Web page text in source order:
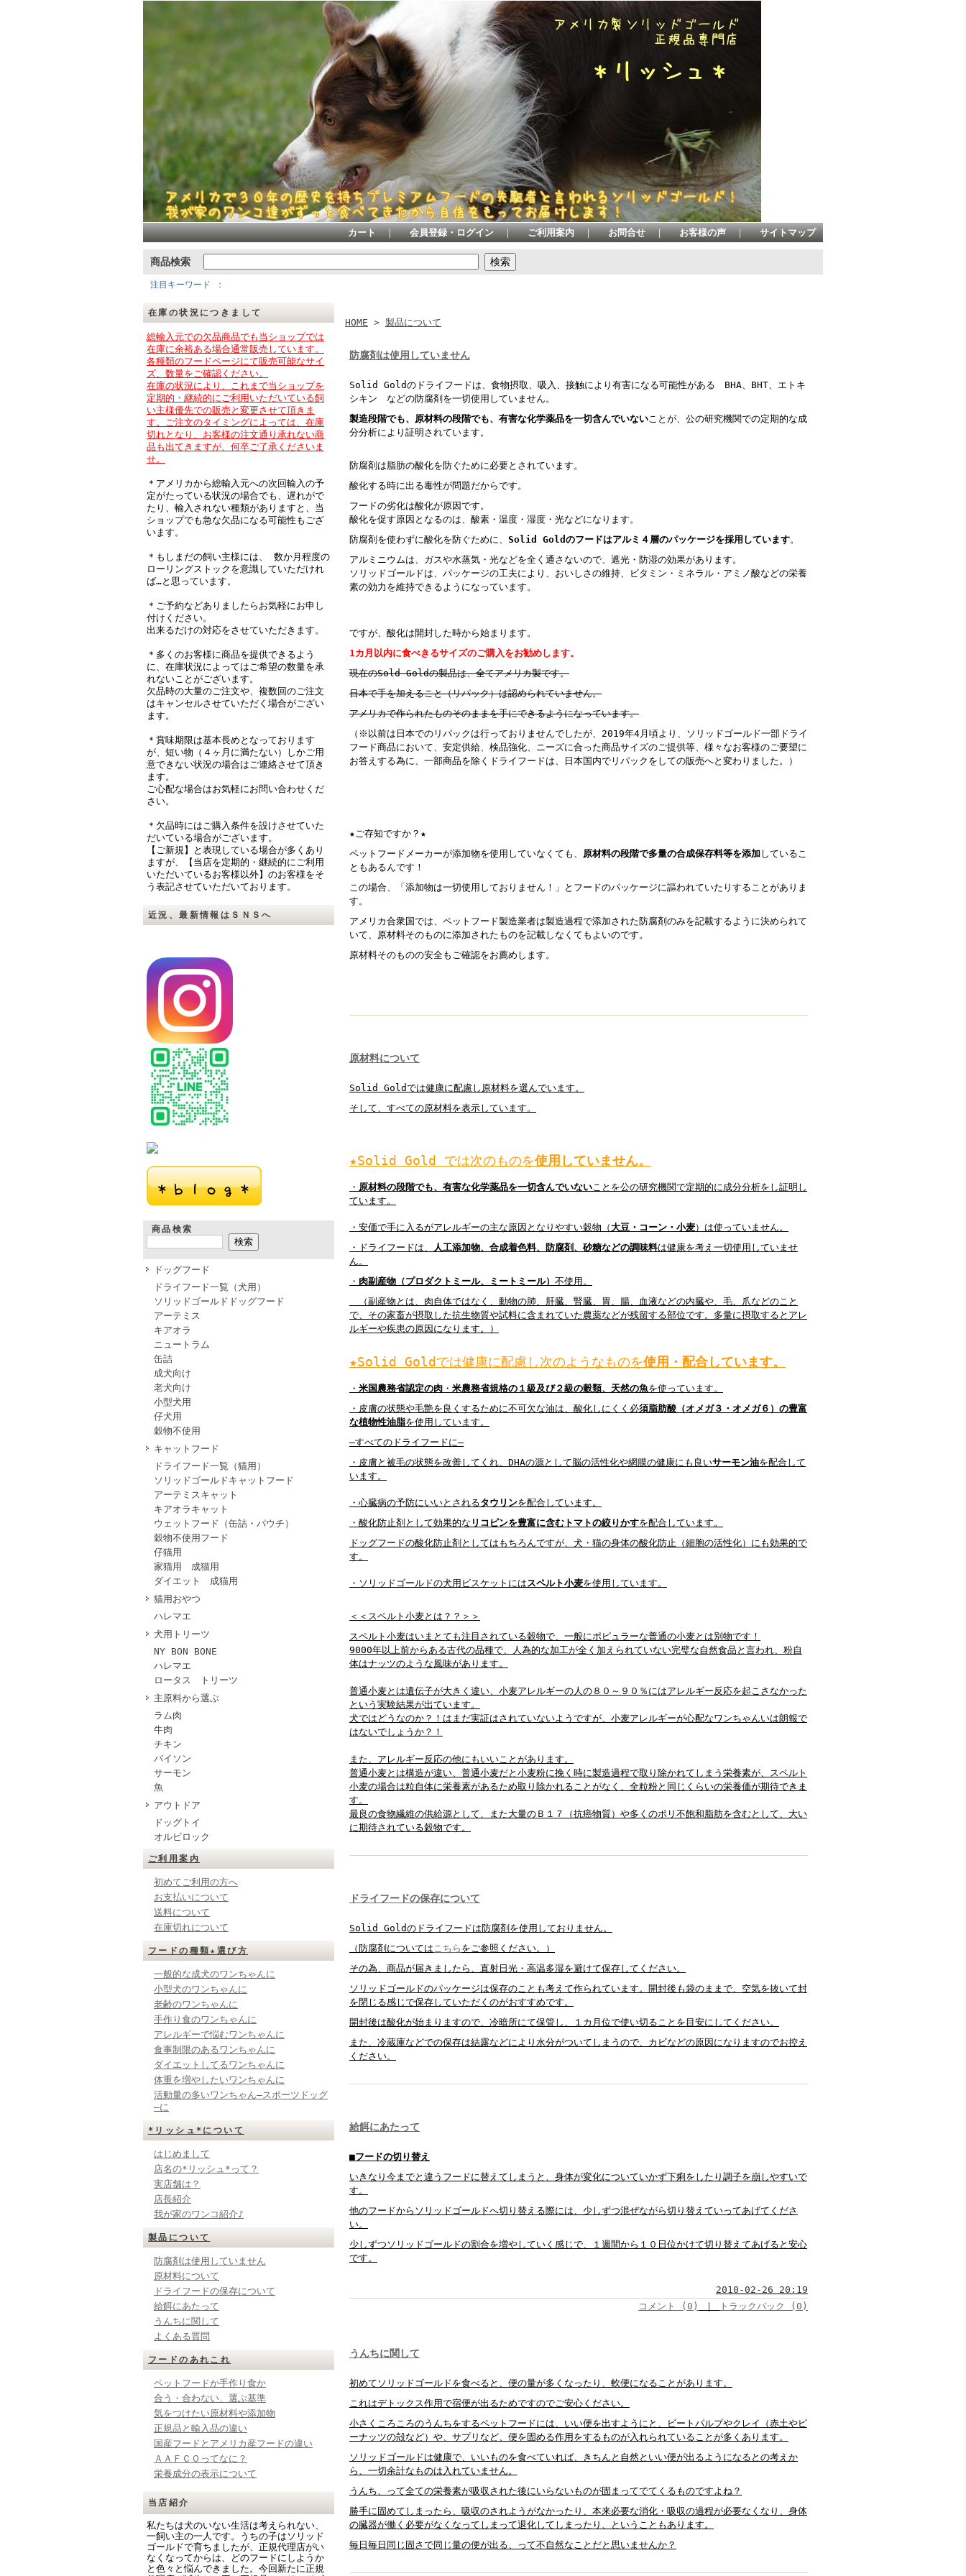
カート ｜ 会員登録・ログイン ｜ ご利用案内 ｜ お問合せ ｜ お客様の声 ｜ サイトマップ
商品検索
注目キーワード
在庫の状況につきまして
総輸入元での欠品商品でも当ショップでは
在庫に余裕ある場合通常販売しています。
各種類のフードページにて販売可能なサイ
ズ、数量をご確認ください。
在庫の状況により、これまで当ショップを
定期的・継続的にご利用いただいている飼
い主様優先での販売と変更させて頂きま
す。ご注文のタイミングによっては、在庫
切れとなり、 お客様の注文通り承れない商
品も出てきますが、何卒ご了承くださいま
せ。
＊アメリカから総輸入元への次回輸入の予
定がたっている状況の場合でも、遅れがで
たり、輸入されない種類がありますと、当
ショップでも急な欠品になる可能性もござ
います。
＊もしまだの飼い主様には、 数か月程度の
ローリングストックを意識していただけれ
ば…と思っています。
＊ご予約などありましたらお気軽にお申し
付けください。
出来るだけの対応をさせていただきます。
＊多くのお客様に商品を提供できるよう
に、在庫状況によってはご希望の数量を承
れないことがございます。
欠品時の大量のご注文や、複数回のご注文
はキャンセルさせていただく場合がござい
ます。
＊賞味期限は基本長めとなっております
が、短い物（４ヶ月に満たない）しかご用
意できない状況の場合はご連絡させて頂き
ます。
ご心配な場合はお気軽にお問い合わせくだ
さい。
＊欠品時にはご購入条件を設けさせていた
だいている場合がございます。
【ご新規】と表現している場合が多くあり
ますが、【当店を定期的・継続的にご利用
いただいているお客様以外】のお客様をそ
う表記させていただいております。
近況、最新情報はＳＮＳへ
商品検索
ドッグフード
ドライフード一覧（犬用）
ソリッドゴールドドッグフード
アーテミス
キアオラ
ニュートラム
缶詰
成犬向け
老犬向け
小型犬用
仔犬用
穀物不使用
キャットフード
ドライフード一覧（猫用）
ソリッドゴールドキャットフード
アーテミスキャット
キアオラキャット
ウェットフード（缶詰・パウチ）
穀物不使用フード
仔猫用
家猫用 成猫用
ダイエット 成猫用
猫用おやつ
ハレマエ
犬用トリーツ
NY BON BONE
ハレマエ
ロータス トリーツ
主原料から選ぶ
ラム肉
牛肉
チキン
バイソン
サーモン
魚
アウトドア
ドッグトイ
オルビロック
ご利用案内
初めてご利用の方へ
お支払いについて
送料について
在庫切れについて
フードの種類★選び方
一般的な成犬のワンちゃんに
小型犬のワンちゃんに
老齢のワンちゃんに
手作り食のワンちゃんに
アレルギーで悩むワンちゃんに
食事制限のあるワンちゃんに
ダイエットしてるワンちゃんに
体重を増やしたいワンちゃんに
活動量の多いワンちゃん―スポーツドッグ
―に
*リッシュ*について
はじめまして
店名の*リッシュ*って？
実店舗は？
店長紹介
我が家のワンコ紹介♪
製品について
防腐剤は使用していません
原材料について
ドライフードの保存について
給餌にあたって
うんちに関して
よくある質問
フードのあれこれ
ペットフードか手作り食か
合う・合わない、選ぶ基準
気をつけたい原材料や添加物
正規品と輸入品の違い
国産フードとアメリカ産フードの違い
ＡＡＦＣＯってなに？
栄養成分の表示について
当店紹介
私たちは犬のいない生活は考えられない、
一飼い主の一人です。うちの子はソリッド
ゴールドで育ちましたが、正規代理店がい
なくなってからは、どのフードにしようか
と色々と悩んできました。今回新たに正規
HOME > 製品について
防腐剤は使用していません
Solid Goldのドライフードは、食物摂取、吸入、接触により有害になる可能性がある BHA、BHT、エトキ
シキン などの防腐剤を一切使用していません。
製造段階でも、原材料の段階でも、有害な化学薬品を一切含んでいないことが、公の研究機関での定期的な成
分分析により証明されています。
防腐剤は脂肪の酸化を防ぐために必要とされています。
酸化する時に出る毒性が問題だからです。
フードの劣化は酸化が原因です。
酸化を促す原因となるのは、酸素・温度・湿度・光などになります。
防腐剤を使わずに酸化を防ぐために、 Solid Goldのフードはアルミ４層のパッケージを採用しています。
アルミニウムは、ガスや水蒸気・光などを全く通さないので、遮光・防湿の効果があります。
ソリッドゴールドは、パッケージの工夫により、おいしさの維持、ビタミン・ミネラル・アミノ酸などの栄養
素の効力を維持できるようになっています。
ですが、酸化は開封した時から始まります。
1カ月以内に食べきるサイズのご購入をお勧めします。
現在のSold Goldの製品は、全てアメリカ製です。
日本で手を加えること（リパック）は認められていません。
アメリカで作られたものそのままを手にできるようになっています。
（※ 以前は日本でのリパックは行っておりませんでしたが、 2019年4月頃より、ソリッドゴールド一部ドライ
フード商品において、安定供給、検品強化、ニーズに合った商品サイズのご提供等、様々なお客様のご要望に
お答えする為に、一部商品を除くドライフードは、日本国内でリパックをしての販売へと変わりました。）
★ご存知ですか？★
ペットフードメーカーが添加物を使用していなくても、 原材料の段階で多量の合成保存料等を添加しているこ
ともあるんです！
この場合、「添加物は一切使用しておりません！」とフードのパッケージに謳われていたりすることがありま
す。
アメリカ合衆国では、ペットフード製造業者は製造過程で添加された防腐剤のみを記載するように決められて
いて、原材料そのものに添加されたものを記載しなくてもよいのです。
原材料そのものの安全もご確認をお薦めします。
原材料について
Solid Goldでは健康に配慮し原材料を選んでいます。
そして、すべての原材料を表示しています。
★Solid Gold では次のものを使用していません。
・ 原材料の段階でも、有害な化学薬品を一切含んでいないことを公の研究機関で定期的に成分分析をし証明し
ています。
・安価で手に入るがアレルギーの主な原因となりやすい穀物（大豆・コーン・小麦）は使っていません。
・ドライフードは、 人工添加物、合成着色料、防腐剤、砂糖などの調味料は健康を考え一切使用していませ
ん。
・ 肉副産物（プロダクトミール、ミートミール） 不使用。
（副産物とは、肉自体ではなく、動物の肺、肝臓、腎臓、胃、腸、血液などの内臓や、毛、爪などのこと
で、その家畜が摂取した抗生物質や試料に含まれていた農薬などが残留する部位です。多量に摂取するとアレ
ルギーや疾患の原因になります。）
★Solid Goldでは健康に配慮し次のようなものを使用・配合しています。
・ 米国農務省認定の肉 ・ 米農務省規格の１級及び２級の穀類、天然の魚を使っています。
・皮膚の状態や毛艶を良くするために不可欠な油は、酸化しにくく必須脂肪酸（オメガ３・オメガ６）の豊富
な植物性油脂を使用しています。
―すべてのドライフードに―
・皮膚と被毛の状態を改善してくれ、DHAの源として脳の活性化や網膜の健康にも良いサーモン油を配合して
います。
・心臓病の予防にいいとされるタウリンを配合しています。
・酸化防止剤として効果的な リコピンを豊富に含むトマトの絞りかすを配合しています。
ドッグフードの酸化防止剤としてはもちろんですが、犬・猫の身体の酸化防止（細胞の活性化）にも効果的で
す。
・ソリッドゴールドの犬用ビスケットにはスペルト小麦を使用しています。
＜＜スペルト小麦とは？？＞＞
スペルト小麦はいまとても注目されている穀物で、一般にポピュラーな普通の小麦とは別物です！
9000年以上前からある古代の品種で、人為的な加工が全く加えられていない完璧な自然食品と言われ、粉自
体はナッツのような風味があります。
普通小麦とは遺伝子が大きく違い、小麦アレルギーの人の８０～９０％にはアレルギー反応を起こさなかった
という実験結果が出ています。
犬ではどうなのか？！はまだ実証はされていないようですが、小麦アレルギーが心配なワンちゃんいは朗報で
はないでしょうか？！
また、アレルギー反応の他にもいいことがあります。
普通小麦とは構造が違い、普通小麦だと小麦粉に挽く時に製造過程で取り除かれてしまう栄養素が、スペルト
小麦の場合は粒自体に栄養素があるため取り除かれることがなく、全粒粉と同じくらいの栄養価が期待できま
す。
最良の食物繊維の供給源として、また大量のＢ１７（抗癌物質）や多くのポリ不飽和脂肪を含むとして、大い
に期待されている穀物です。
ドライフードの保存について
Solid Goldのドライフードは防腐剤を使用しておりません。
（防腐剤についてはこちら をご参照ください。）
その為、商品が届きましたら、直射日光・高温多湿を避けて保存してください。
ソリッドゴールドのパッケージは保存のことも考えて作られています。開封後も袋のままで、空気を抜いて封
を閉じる感じで保存していただくのがおすすめです。
開封後は酸化が始まりますので、冷暗所にて保管し、１カ月位で使い切ることを目安にしてください。
また、冷蔵庫などでの保存は結露などにより水分がついてしまうので、カビなどの原因になりますのでお控え
ください。
給餌にあたって
■フードの切り替え
いきなり今までと違うフードに替えてしまうと、身体が変化についていかず下痢をしたり調子を崩しやすいで
す。
他のフードからソリッドゴールドへ切り替える際には、少しずつ混ぜながら切り替えていってあげてくださ
い。
少しずつソリッドゴールドの割合を増やしていく感じで、１週間から１０日位かけて切り替えてあげると安心
です。
2010-02-26 20:19
コメント (0)
｜ トラックバック (0)
うんちに関して
初めてソリッドゴールドを食べると、便の量が多くなったり、軟便になることがあります。
これはデトックス作用で宿便が出るためですのでご安心ください。
小さくころころのうんちをするペットフードには、いい便を出すようにと、ビートパルプやクレイ（赤土やピ
ーナッツの殻など）や、サプリなど、便を固める作用をするものが入れられていることが多くあります。
ソリッドゴールドは健康で、いいものを食べていれば、きちんと自然といい便が出るようになるとの考えか
ら、一切余計なものは入れていません。
うんち、って全ての栄養素が吸収された後にいらないものが固まってでてくるものですよね？
勝手に固めてしまったら、吸収のされようがなかったり、本来必要な消化・吸収の過程が必要なくなり、身体
の臓器が働く必要がなくなってしまって退化してしまったり、ということもあります。
毎日毎日同じ固さで同じ量の便が出る、って不自然なことだと思いませんか？